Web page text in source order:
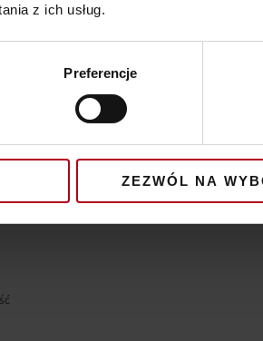
z ich usług.
Preferencje
ZEZWÓL NA